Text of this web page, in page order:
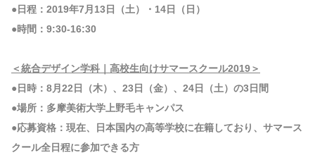
●日程：2019年7月13日（土）・14日（日）
●時間：9:30-16:30
＜統合デザイン学科｜高校生向けサマースクール2019＞
●日時：8月22日（木）、23日（金）、24日（土）の3日間
●場所：多摩美術大学上野毛キャンパス
●応募資格：現在、日本国内の高等学校に在籍しており、サマース
クール全日程に参加できる方